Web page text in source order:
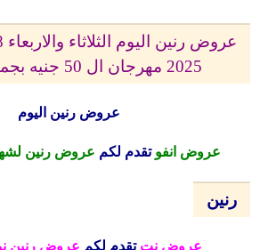
2025 مهرجان ال 50 جنيه بجميع الفروع
عروض رنين اليوم
عروض انفو تقدم لكم عروض رنين لشهر
رنين
عروض نت تقدم لكم عروض رنين